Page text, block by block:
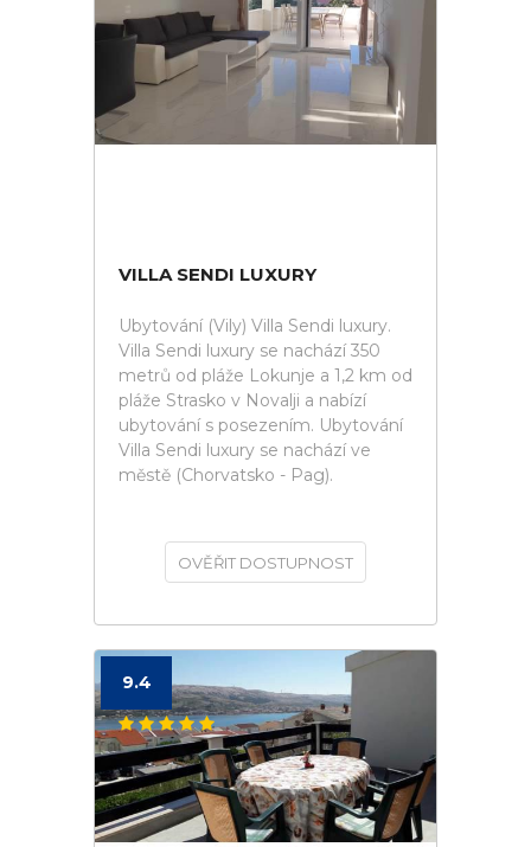
VILLA SENDI LUXURY
Ubytování (Vily) Villa Sendi luxury.
Villa Sendi luxury se nachází 350
metrů od pláže Lokunje a 1,2 km od
pláže Strasko v Novalji a nabízí
ubytování s posezením. Ubytování
Villa Sendi luxury se nachází ve
městě (Chorvatsko - Pag).
OVĚŘIT DOSTUPNOST
9.4